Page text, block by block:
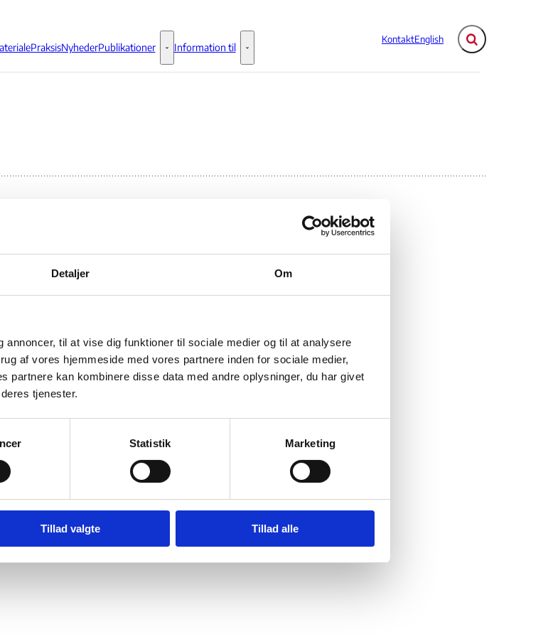
Detaljer Om
til at vise dig funktioner til sociale medier og til at analysere
af vores hjemmeside med vores partnere inden for sociale medier,
partnere kan kombinere disse data med andre oplysninger, du har givet
tjenester.
Statistik Marketing
Tillad valgte Tillad alle
KontaktEnglish Fold søgefelt ud
PraksisNyhederPublikationer Publikationer - Flere links
Information til Information til - Flere links
av
Gaza/Vestbredden (I)
forholdene for palæstinensiske
, herunder om reaktioner fra israelske
og bosættere og fra de palæstinensiske
oplysninger om forholdene for